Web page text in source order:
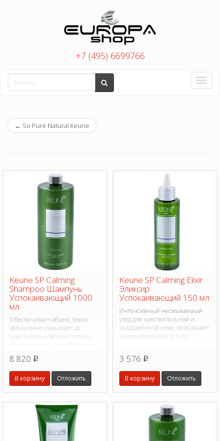
+7 (495) 6699766
Toggle
← So Pure Natural Keune
Keune SP Calming
Shampoo Шампунь
Успокаивающий 1000
мл
Обеспечивает объем, блеск,
эффективно ухаживает за
чувствительной кожи головы,
8 820 p
В корзину Отложить
Keune SP Calming Elixir
Эликсир
Успокаивающий 150 мл
Интенсивный несмываемый
уход для чувствительной и
раздраженной кожи, возвращает
гармонию разума и тела.
3 576 p
В корзину Отложить